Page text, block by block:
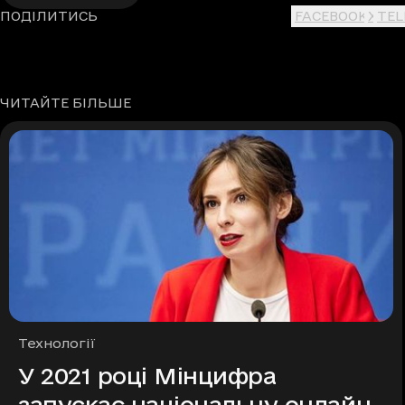
ПОДІЛИТИСЬ FACEBOOK X
ЧИТАЙТЕ БІЛЬШЕ
Рубрики
Технології
У 2021 році Мінцифра